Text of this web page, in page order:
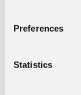
Preferences
Statistics
från sommarens
Roberts tips